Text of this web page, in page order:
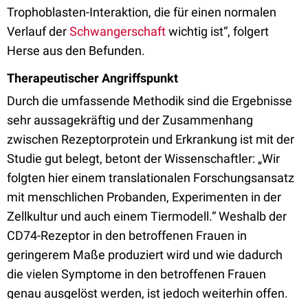
Trophoblasten-Interaktion, die für einen normalen
Verlauf derSchwangerschaftwichtig ist“, folgert
Herse aus den Befunden.
Therapeutischer Angriffspunkt
Durch die umfassende Methodik sind die Ergebnisse
sehr aussagekräftig und der Zusammenhang
zwischen Rezeptorprotein und Erkrankung ist mit der
Studie gut belegt, betont der Wissenschaftler: „Wir
folgten hier einem translationalen Forschungsansatz
mit menschlichen Probanden, Experimenten in der
Zellkultur und auch einem Tiermodell.“ Weshalb der
CD74-Rezeptor in den betroffenen Frauen in
geringerem Maße produziert wird und wie dadurch
die vielen Symptome in den betroffenen Frauen
genau ausgelöst werden, ist jedoch weiterhin offen.